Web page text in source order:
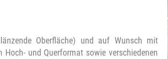
Oberfläche) und auf Wunsch mit
und Querformat sowie verschiedenen